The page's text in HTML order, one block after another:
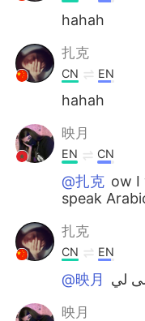
hahah
扎克
CN EN
hahah
映月
EN CN
@扎克 ow I
speak
扎克
CN EN
@映月
映月